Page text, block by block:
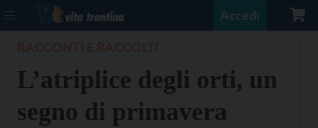
Accedi
L’atriplice degli orti, un
segno di primavera